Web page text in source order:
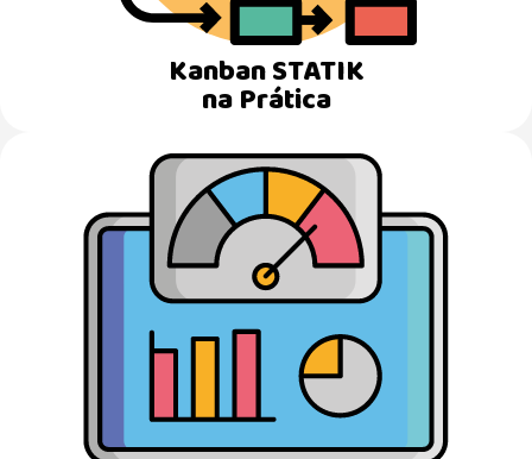
Kanban STATIK
na Prática